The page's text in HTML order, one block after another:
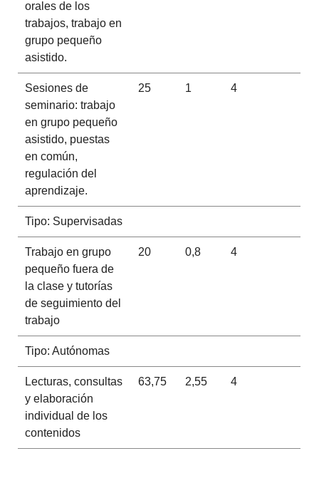
orales de los
trabajos, trabajo en
grupo pequeño
asistido.
Sesiones de
seminario: trabajo
en grupo pequeño
asistido, puestas
en común,
regulación del
aprendizaje.
25 1 4
Tipo: Supervisadas
Trabajo en grupo
pequeño fuera de
la clase y tutorías
de seguimiento del
trabajo
20 0,8 4
Tipo: Autónomas
Lecturas, consultas
y elaboración
individual de los
contenidos
63,75 2,55 4